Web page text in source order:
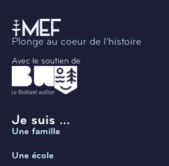
Plonge au coeur de l’histoire
Avec le soutien de
Je suis ...
Une famille
Une école